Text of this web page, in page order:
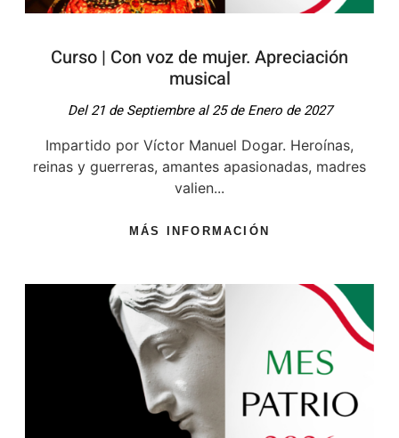
Curso | Con voz de mujer. Apreciación
musical
Del 21 de Septiembre al 25 de Enero de 2027
Impartido por Víctor Manuel Dogar. Heroínas,
reinas y guerreras, amantes apasionadas, madres
valien...
MÁS INFORMACIÓN